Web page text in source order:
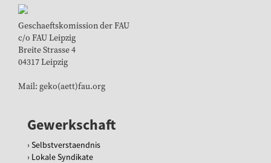
Geschaeftskomission der FAU
c/o FAU Leipzig
Breite Strasse 4
04317 Leipzig
Mail: geko(aett)fau.org
Gewerkschaft
Selbstverstaendnis
Lokale Syndikate